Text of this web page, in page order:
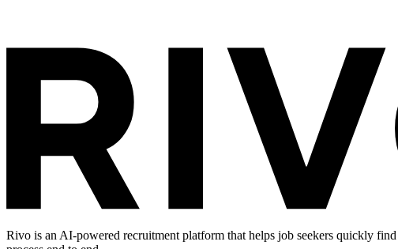
Rivo is an AI-powered recruitment platform that helps job seekers quickly